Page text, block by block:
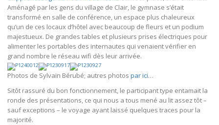
Aménagé par les gens du village de Clair, le gymnase s’était
transformé en salle de conférence, un espace plus chaleureux
qu’un de ces locaux d’hôtel avec beaucoup de fleurs et un podium
majestueux. De grandes tables et plusieurs prises électriques pour
alimenter les portables des internautes qui venaient vérifier en
grand nombre le réseau wifi dès leur arrivée.
Photos de Sylvain Bérubé; autres photos par ici…
Sitôt rassuré du bon fonctionnement, le participant type entamait la
ronde des présentations, ce qui nous a tous mené au lit assez tôt –
sauf exceptions – le voyage ayant laissé quelques traces pour la
majorité.